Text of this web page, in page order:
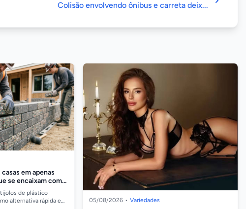
Colisão envolvendo ônibus e carreta deix...
em apenas
se encaixam como
reciclado
de plástico
alternativa rápida e
05/08/2026 • Variedades